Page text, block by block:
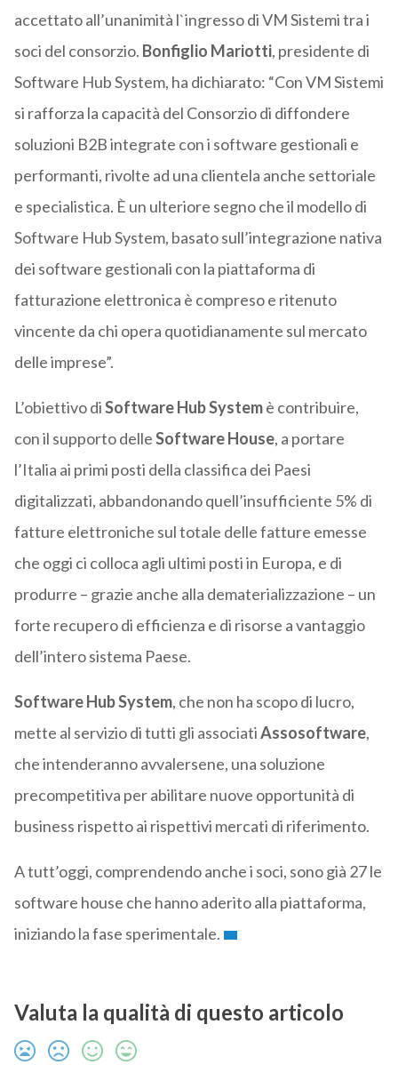
accettato all’unanimità l`ingresso di VM Sistemi tra i
soci del consorzio. Bonfiglio Mariotti, presidente di
Software Hub System, ha dichiarato: “Con VM Sistemi
si rafforza la capacità del Consorzio di diffondere
soluzioni B2B integrate con i software gestionali e
performanti, rivolte ad una clientela anche settoriale
e specialistica. È un ulteriore segno che il modello di
Software Hub System, basato sull’integrazione nativa
dei software gestionali con la piattaforma di
fatturazione elettronica è compreso e ritenuto
vincente da chi opera quotidianamente sul mercato
delle imprese”.
L’obiettivo diSoftware Hub Systemè contribuire,
con il supporto delleSoftware House, a portare
l’Italia ai primi posti della classifica dei Paesi
digitalizzati, abbandonando quell’insufficiente 5% di
fatture elettroniche sul totale delle fatture emesse
che oggi ci colloca agli ultimi posti in Europa, e di
produrre – grazie anche alla dematerializzazione – un
forte recupero di efficienza e di risorse a vantaggio
dell’intero sistema Paese.
Software Hub System, che non ha scopo di lucro,
mette al servizio di tutti gli associatiAssosoftware,
che intenderanno avvalersene, una soluzione
precompetitiva per abilitare nuove opportunità di
business rispetto ai rispettivi mercati di riferimento.
A tutt’oggi, comprendendo anche i soci, sono già 27 le
software house che hanno aderito alla piattaforma,
iniziando la fase sperimentale.
Valuta la qualità di questo articolo